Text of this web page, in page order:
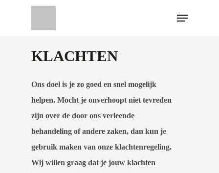
KLACHTEN
Ons doel is je zo goed en snel mogelijk
helpen. Mocht je onverhoopt niet tevreden
zijn over de door ons verleende
behandeling of andere zaken, dan kun je
gebruik maken van onze klachtenregeling.
Wij willen graag dat je jouw klachten